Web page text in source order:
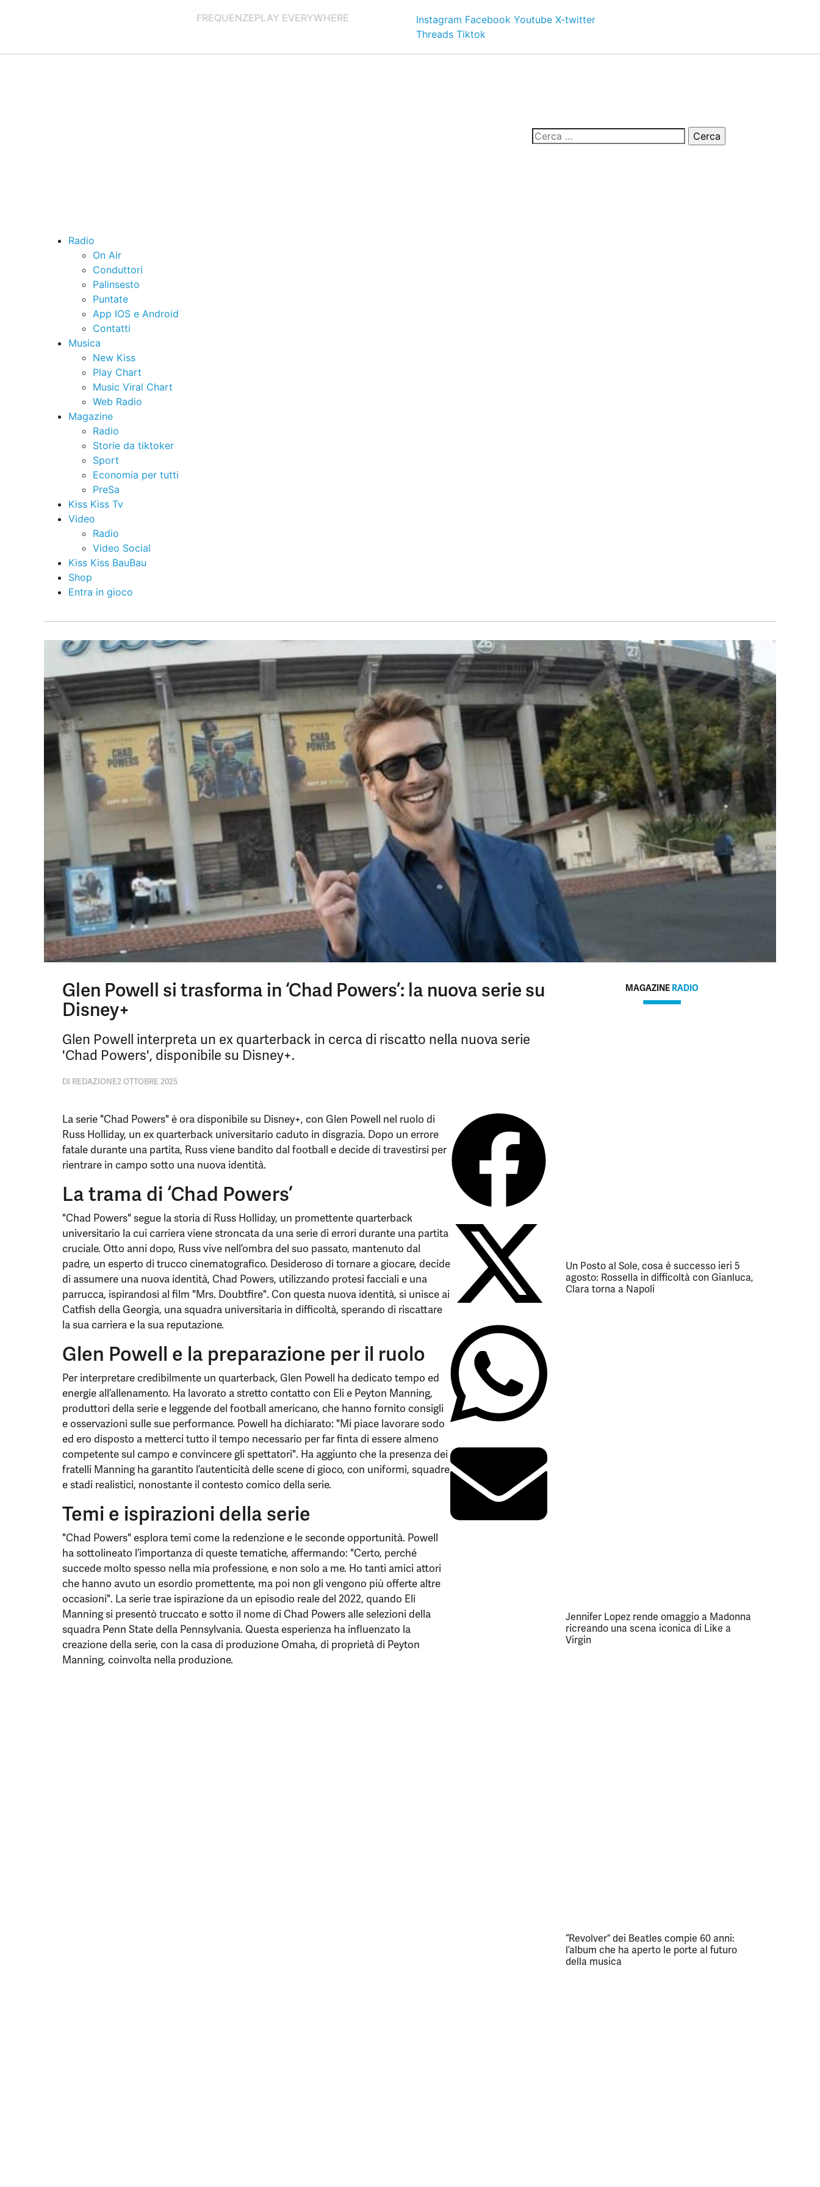
FREQUENZEPLAY EVERYWHERE Instagram Facebook Youtube X-twitter
Threads Tiktok
Radio
On Air
Conduttori
Palinsesto
Puntate
App IOS e Android
Contatti
Musica
New Kiss
Play Chart
Music Viral Chart
Web Radio
Magazine
Radio
Storie da tiktoker
Sport
Economia per tutti
PreSa
Kiss Kiss Tv
Video
Radio
Video Social
Kiss Kiss BauBau
Shop
Entra in gioco
Glen Powell si trasforma in ‘Chad Powers’: la nuova serie su
Disney+
Glen Powell interpreta un ex quarterback in cerca di riscatto nella nuova serie
'Chad Powers', disponibile su Disney+.
DI REDAZIONE2 OTTOBRE 2025
La serie "Chad Powers" è ora disponibile su Disney+, con Glen Powell nel ruolo di
Russ Holliday, un ex quarterback universitario caduto in disgrazia. Dopo un errore
fatale durante una partita, Russ viene bandito dal football e decide di travestirsi per
rientrare in campo sotto una nuova identità.
La trama di ‘Chad Powers’
"Chad Powers" segue la storia di Russ Holliday, un promettente quarterback
universitario la cui carriera viene stroncata da una serie di errori durante una partita
cruciale. Otto anni dopo, Russ vive nell’ombra del suo passato, mantenuto dal
padre, un esperto di trucco cinematografico. Desideroso di tornare a giocare, decide
di assumere una nuova identità, Chad Powers, utilizzando protesi facciali e una
parrucca, ispirandosi al film "Mrs. Doubtfire". Con questa nuova identità, si unisce ai
Catfish della Georgia, una squadra universitaria in difficoltà, sperando di riscattare
la sua carriera e la sua reputazione.
Glen Powell e la preparazione per il ruolo
Per interpretare credibilmente un quarterback, Glen Powell ha dedicato tempo ed
energie all’allenamento. Ha lavorato a stretto contatto con Eli e Peyton Manning,
produttori della serie e leggende del football americano, che hanno fornito consigli
e osservazioni sulle sue performance. Powell ha dichiarato: "Mi piace lavorare sodo
ed ero disposto a metterci tutto il tempo necessario per far finta di essere almeno
competente sul campo e convincere gli spettatori". Ha aggiunto che la presenza dei
fratelli Manning ha garantito l’autenticità delle scene di gioco, con uniformi, squadre
e stadi realistici, nonostante il contesto comico della serie.
Temi e ispirazioni della serie
"Chad Powers" esplora temi come la redenzione e le seconde opportunità. Powell
ha sottolineato l’importanza di queste tematiche, affermando: "Certo, perché
succede molto spesso nella mia professione, e non solo a me. Ho tanti amici attori
che hanno avuto un esordio promettente, ma poi non gli vengono più offerte altre
occasioni". La serie trae ispirazione da un episodio reale del 2022, quando Eli
Manning si presentò truccato e sotto il nome di Chad Powers alle selezioni della
squadra Penn State della Pennsylvania. Questa esperienza ha influenzato la
creazione della serie, con la casa di produzione Omaha, di proprietà di Peyton
Manning, coinvolta nella produzione.
MAGAZINE RADIO
Un Posto al Sole, cosa è successo ieri 5
agosto: Rossella in difficoltà con Gianluca,
Clara torna a Napoli
Jennifer Lopez rende omaggio a Madonna
ricreando una scena iconica di Like a
Virgin
“Revolver” dei Beatles compie 60 anni:
l’album che ha aperto le porte al futuro
della musica